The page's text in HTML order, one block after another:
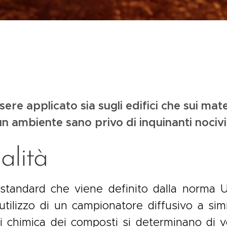
applicato sia sugli edifici che sui
ambiente sano privo di inquinanti nocivi
che viene definito dalla norma
di un campionatore diffusivo a
dei composti si determinano di